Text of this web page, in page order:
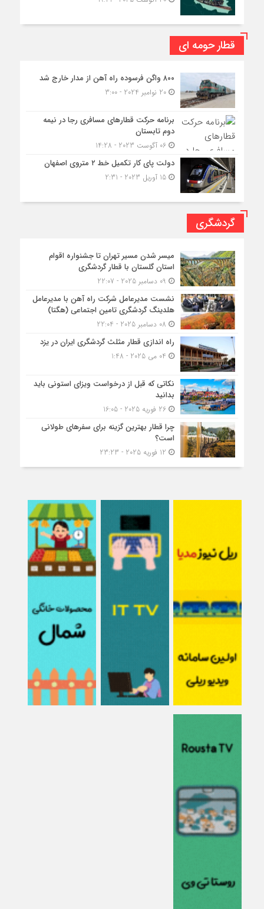
قطار حومه ای
۸۰۰ واگن فرسوده راه آهن از مدار خارج شد
20 نوامبر 2024 - 3:00
برنامه حرکت قطارهای مسافری رجا در نیمه
دوم تابستان
06 آگوست 2023 - 14:28
دولت پای کار تکمیل خط ۲ متروی اصفهان
15 آوریل 2023 - 2:31
گردشگری
میسر شدن مسیر تهران تا جشنواره اقوام
استان گلستان با قطار گردشگری
نشست مدیرعامل شرکت راه آهن با مدیرعامل
هلدینگ گردشگری تامین اجتماعی (هگتا)
راه اندازی قطار مثلث گردشگری ایران در یزد
نکاتی که قبل از درخواست ویزای استونی باید
بدانید
26 فوریه 2025 - 16:05
چرا قطار بهترین گزینه برای سفرهای طولانی
است؟